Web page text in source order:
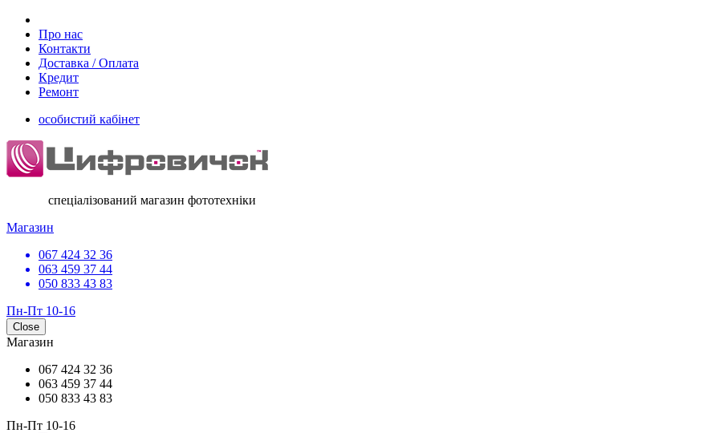
Про нас
Контакти
Доставка / Оплата
Кредит
Ремонт
особистий кабінет
спеціалізований магазин фототехніки
Магазин
067 424 32 36
063 459 37 44
050 833 43 83
Пн-Пт 10-16
Close
Магазин
067 424 32 36
063 459 37 44
050 833 43 83
Пн-Пт 10-16